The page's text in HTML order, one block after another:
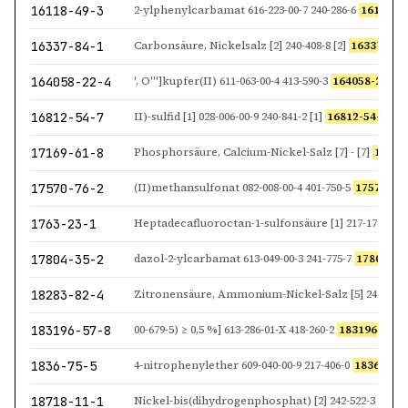
16118-49-3 2-ylphenylcarbamat 616-223-00-7 240-286-6 16118-
16337-84-1 Carbonsäure, Nickelsalz [2] 240-408-8 [2] 16337-84-
164058-22-4 ', O''']kupfer(II) 611-063-00-4 413-590-3 164058-22-4
16812-54-7 II)-sulfid [1] 028-006-00-9 240-841-2 [1] 16812-54-7
17169-61-8 Phosphorsäure, Calcium-Nickel-Salz [7] - [7]
17570-76-2 (II)methansulfonat 082-008-00-4 401-750-5 17570-
1763-23-1 Heptadecafluoroctan-1-sulfonsäure [1] 217-179-8
17804-35-2 dazol-2-ylcarbamat 613-049-00-3 241-775-7 17804-
18283-82-4 Zitronensäure, Ammonium-Nickel-Salz [5] 242-
183196-57-8 00-679-5) ≥ 0,5 %] 613-286-01-X 418-260-2 183196-57-8
1836-75-5 4-nitrophenylether 609-040-00-9 217-406-0 1836-75-5
18718-11-1 Nickel-bis(dihydrogenphosphat) [2] 242-522-3 [2]